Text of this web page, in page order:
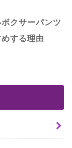
クサーパンツ
する理由